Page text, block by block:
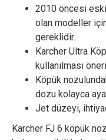
2010 öncesi
olan modeller
gereklidir.
Karcher Ultra
kullanılması
Köpük
dozu kolayca
Jet düzeyi,
Karcher FJ 6 köpük